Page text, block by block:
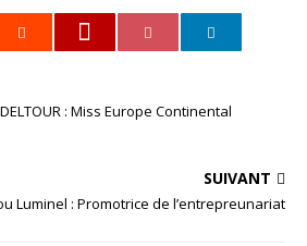
: Miss Europe Continental
SUIVANT
Luminel : Promotrice de l’entrepreunariat